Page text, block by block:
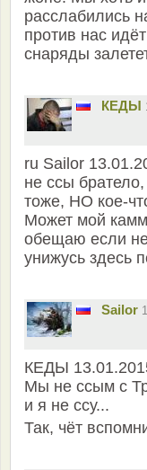
расслабились
против нас
снаряды
КЕДЫ
ru Sailor
не ссы
тоже, НО кое-
Может мой
обещаю если
унижусь здесь
Sailor
КЕДЫ
Мы не ссым с
и я не ссу...
Так, чёт